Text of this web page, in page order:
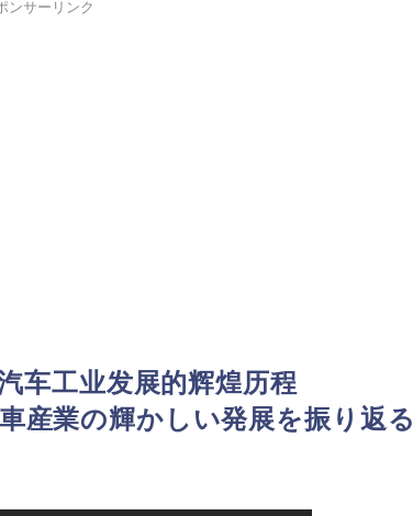
ンサーリンク
车工业发展的辉煌历程
産業の輝かしい発展を振り返る